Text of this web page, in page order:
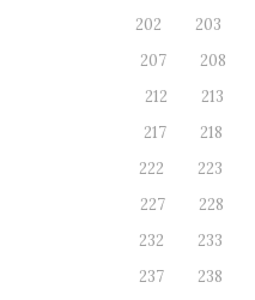
202
203
207
208
212
213
217
218
222
223
227
228
232
233
237
238